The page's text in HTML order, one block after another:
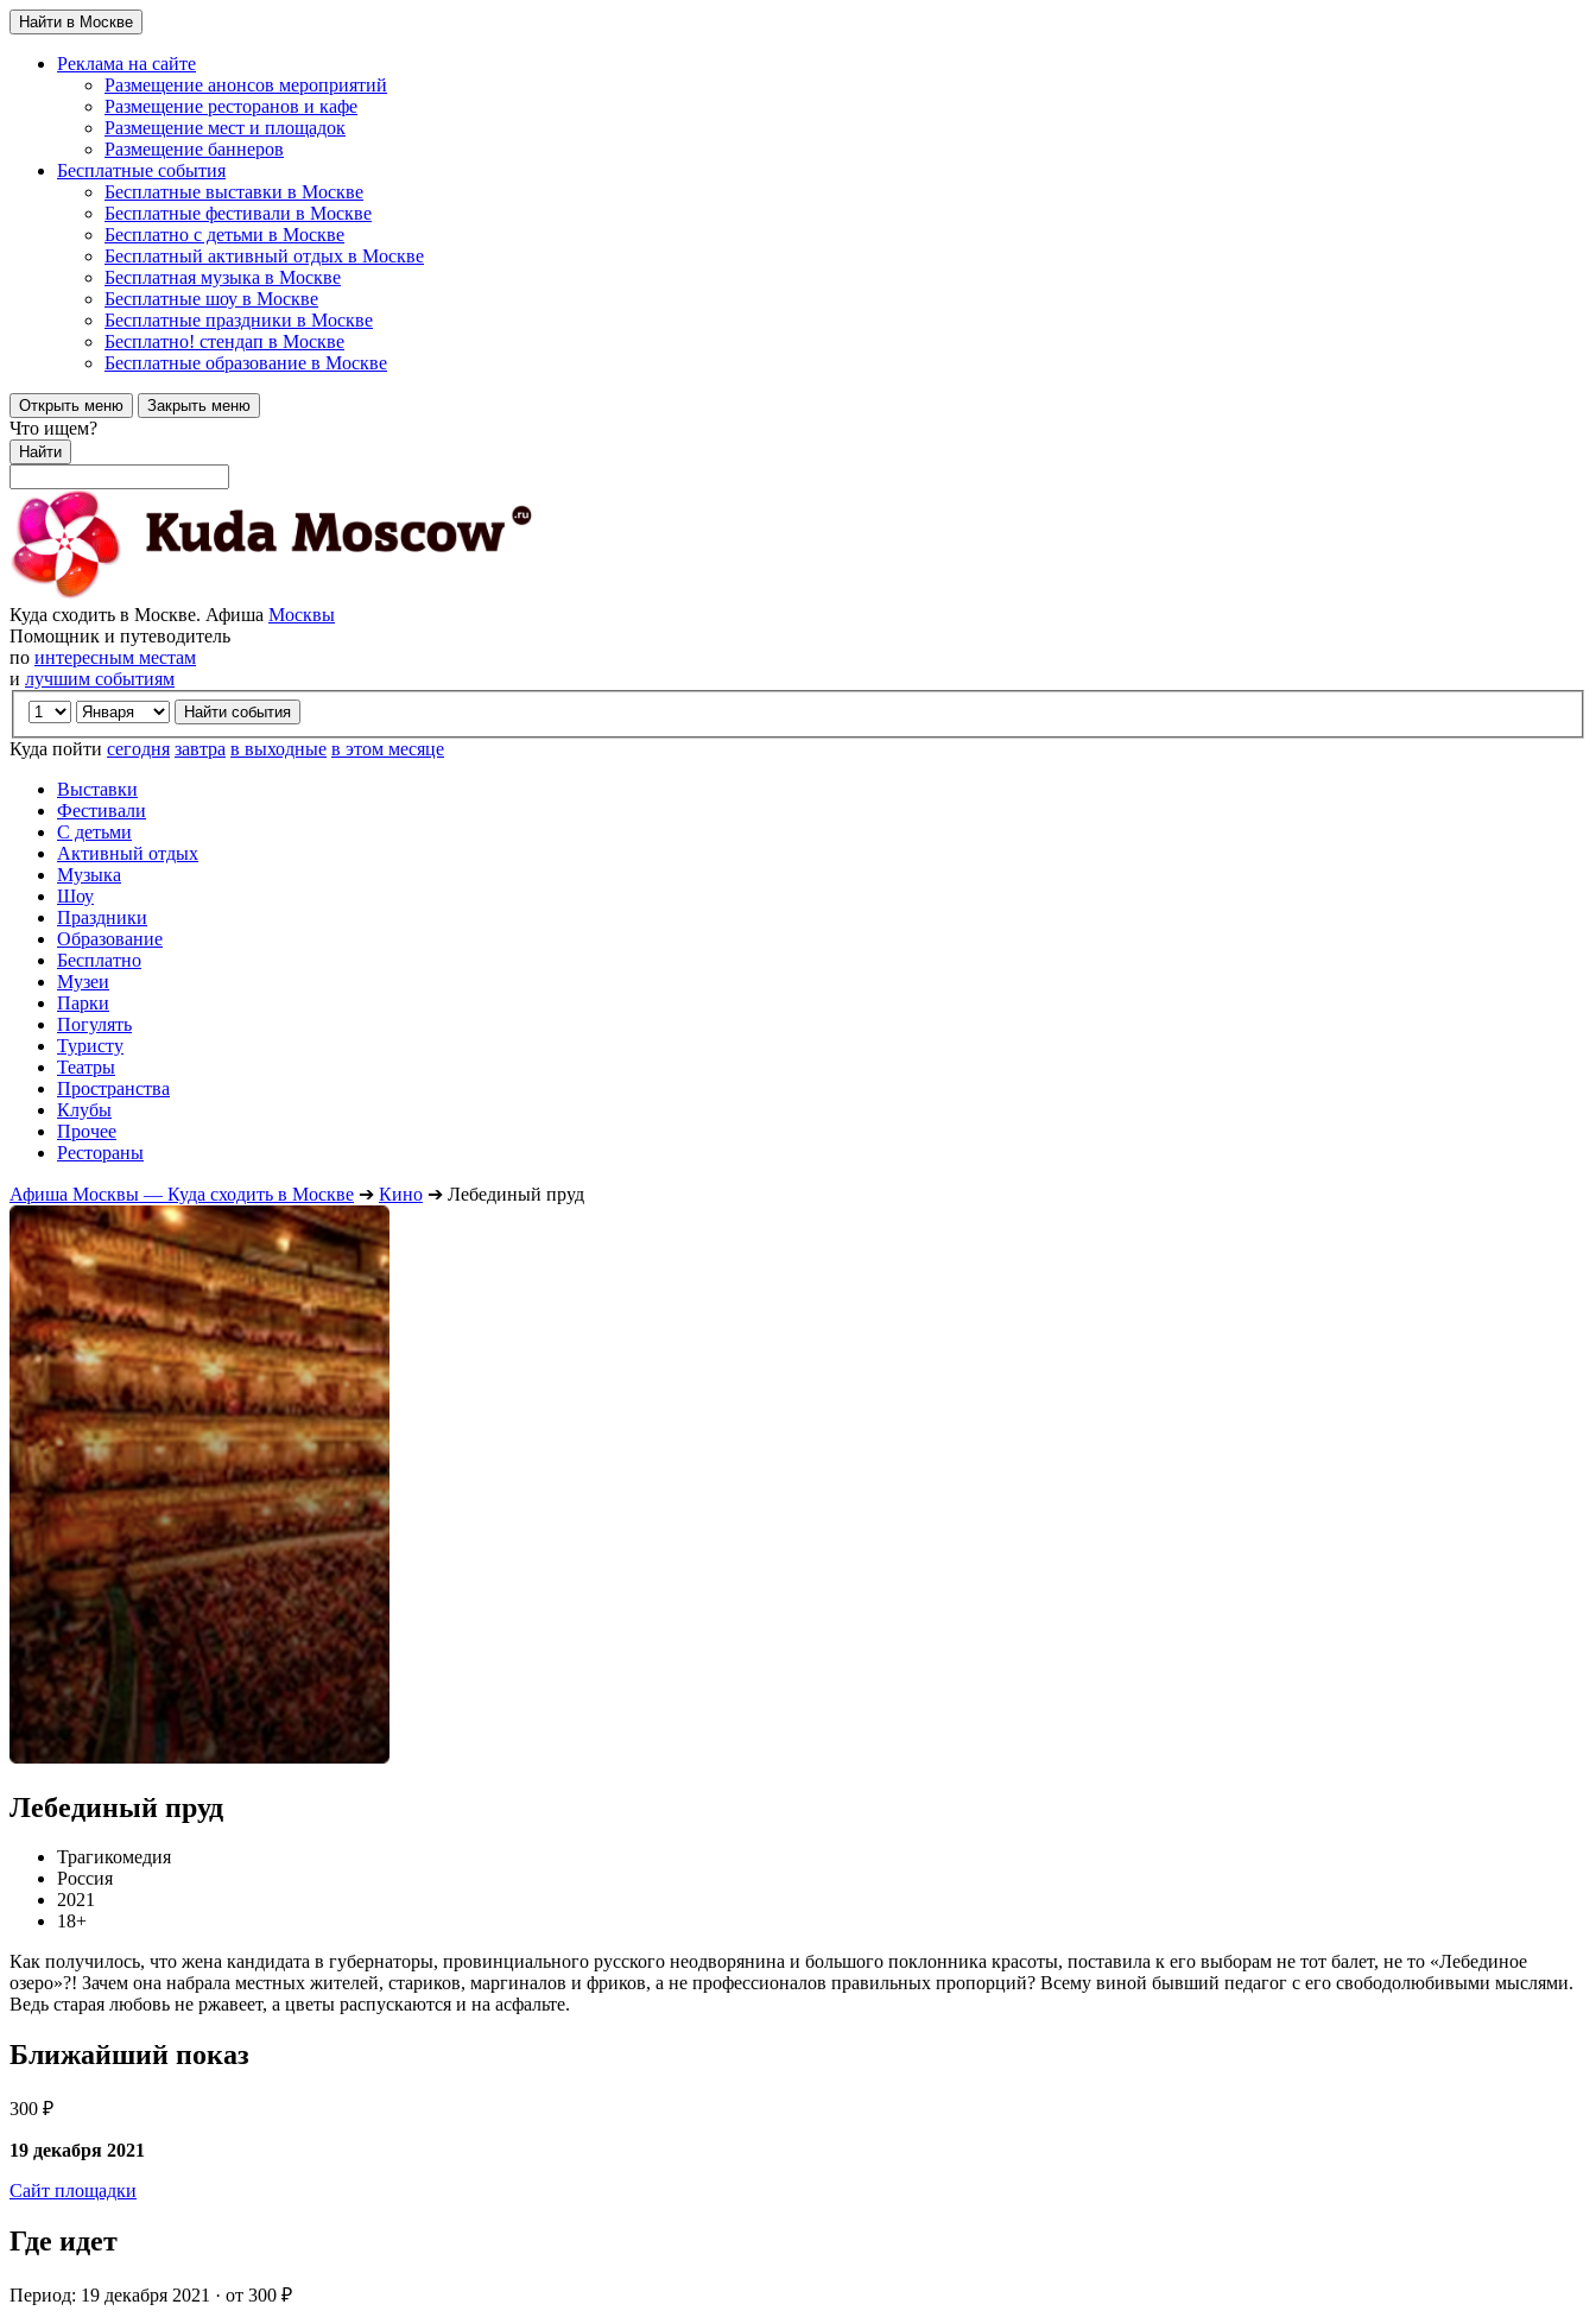
Найти в Москве
Реклама на сайте
Размещение анонсов мероприятий
Размещение ресторанов и кафе
Размещение мест и площадок
Размещение баннеров
Бесплатные события
Бесплатные выставки в Москве
Бесплатные фестивали в Москве
Бесплатно с детьми в Москве
Бесплатный активный отдых в Москве
Бесплатная музыка в Москве
Бесплатные шоу в Москве
Бесплатные праздники в Москве
Бесплатно! стендап в Москве
Бесплатные образование в Москве
Открыть меню Закрыть меню
Что ищем?
Найти
Куда сходить в Москве. Афиша Москвы
Помощник и путеводитель
по интересным местам
и лучшим событиям
Куда пойти сегодня завтра в выходные в этом месяце
Выставки
Фестивали
С детьми
Активный отдых
Музыка
Шоу
Праздники
Образование
Бесплатно
Музеи
Парки
Погулять
Туристу
Театры
Пространства
Клубы
Прочее
Рестораны
Афиша Москвы — Куда сходить в Москве ➔ Кино ➔ Лебединый пруд
Лебединый пруд
Трагикомедия
Россия
2021
18+
Как получилось, что жена кандидата в губернаторы, провинциального русского неодворянина и большого поклонника красоты, поставила к его выборам не тот балет, не то «Лебединое
озеро»?! Зачем она набрала местных жителей, стариков, маргиналов и фриков, а не профессионалов правильных пропорций? Всему виной бывший педагог с его свободолюбивыми мыслями.
Ведь старая любовь не ржавеет, а цветы распускаются и на асфальте.
Ближайший показ
300 ₽
19 декабря 2021
Сайт площадки
Где идет
Период: 19 декабря 2021 · от 300 ₽